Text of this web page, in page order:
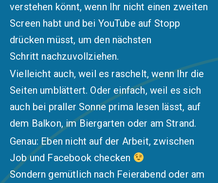
verstehen könnt, wenn Ihr nicht einen zweiten
Screen habt und bei YouTube auf Stopp
drücken müsst, um den nächsten
Schritt nachzuvollziehen.
Vielleicht auch, weil es raschelt, wenn Ihr die
Seiten umblättert. Oder einfach, weil es sich
auch bei praller Sonne prima lesen lässt, auf
dem Balkon, im Biergarten oder am Strand.
Genau: Eben nicht auf der Arbeit, zwischen
Job und Facebook checken
Sondern gemütlich nach Feierabend oder am